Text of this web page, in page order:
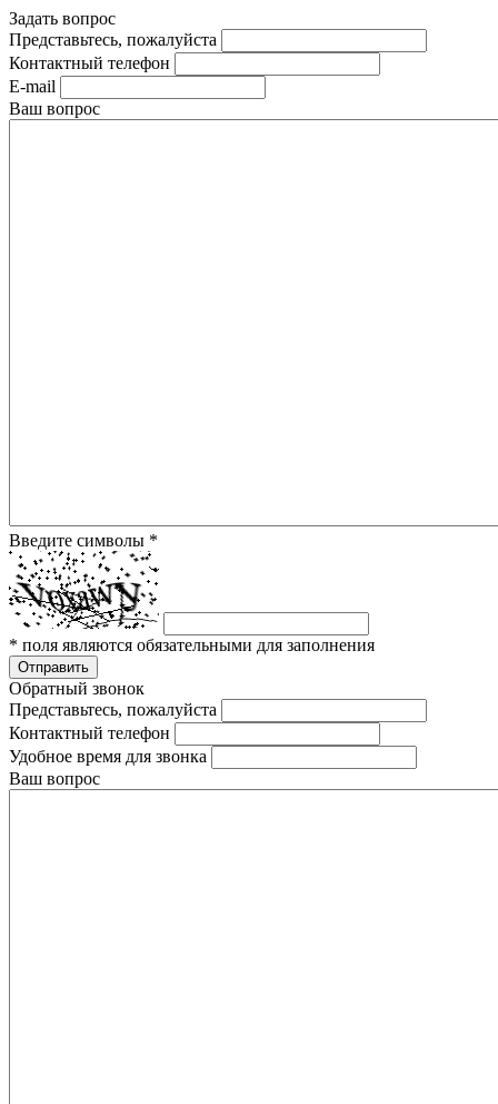
Задать вопрос
Представьтесь, пожалуйста
Контактный телефон
E-mail
Ваш вопрос
Введите символы *
* поля являются обязательными для заполнения
Отправить
Обратный звонок
Представьтесь, пожалуйста
Контактный телефон
Удобное время для звонка
Ваш вопрос